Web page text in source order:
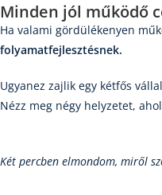
Minden jól működő
Ha valami gördülékenyen
folyamatfejlesztésnek.
Ugyanez zajlik egy kétfős
Nézz meg négy helyzetet,
Két percben elmondom, miről